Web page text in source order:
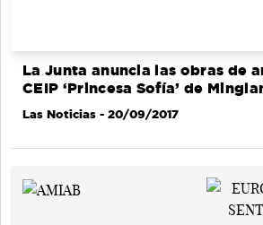
La Junta anuncia las obras de
CEIP ‘Princesa Sofía’ de
Las Noticias - 20/09/2017